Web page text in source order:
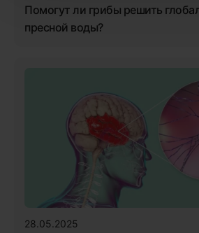
Помогут ли грибы решить
пресной воды?
28.05.2025